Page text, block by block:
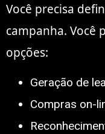
Você precisa
campanha. Você
opções:
Geração de
Compras on-